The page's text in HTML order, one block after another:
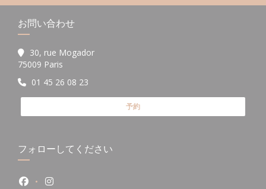
お問い合わせ
30, rue Mogador
75009 Paris
01 45 26 08 23
予約
フォローしてください